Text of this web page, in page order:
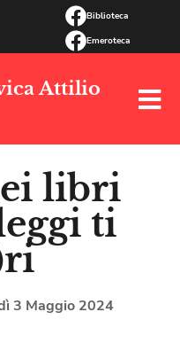
Biblioteca
Emeroteca
Attilio
libri
ti
3 Maggio 2024